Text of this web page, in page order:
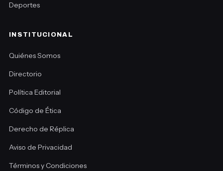
Deportes
INSTITUCIONAL
Quiénes Somos
Directorio
Política Editorial
Código de Ética
Derecho de Réplica
Aviso de Privacidad
Términos y Condiciones